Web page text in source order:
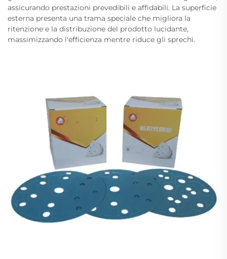
assicurando prestazioni prevedibili e affidabili. La superficie
esterna presenta una trama speciale che migliora la
ritenzione e la distribuzione del prodotto lucidante,
massimizzando l'efficienza mentre riduce gli sprechi.